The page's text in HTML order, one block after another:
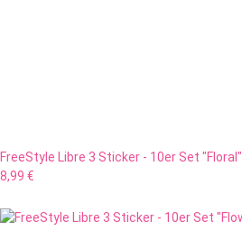
FreeStyle Libre 3 Sticker - 10er Set "Floral"
8,99 €